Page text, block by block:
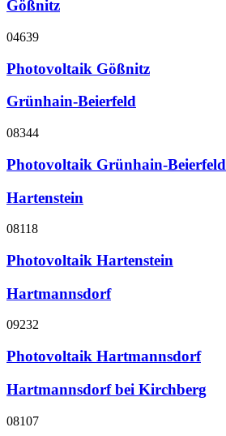
Gößnitz
04639
Photovoltaik Gößnitz
Grünhain-Beierfeld
08344
Photovoltaik Grünhain-Beierfeld
Hartenstein
08118
Photovoltaik Hartenstein
Hartmannsdorf
09232
Photovoltaik Hartmannsdorf
Hartmannsdorf bei Kirchberg
08107